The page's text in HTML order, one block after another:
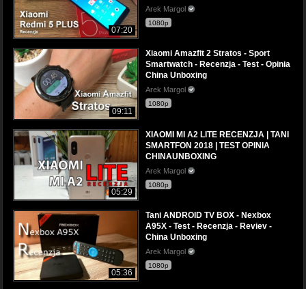
07:20
Arek Margol
1080p
09:11
Xiaomi Amazfit 2 Stratos - Sport
Smartwatch - Recenzja - Test - Opinia
China Unboxing
Arek Margol
1080p
05:29
XIAOMI MI A2 LITE RECENZJA | TANI
SMARTFON 2018 | TEST OPINIA
CHINAUNBOXING
Arek Margol
1080p
05:36
Tani ANDROID TV BOX - Nexbox
A95X - Test - Recenzja - Reviev -
China Unboxing
Arek Margol
1080p